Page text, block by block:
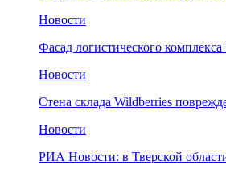
Новости
Фасад логистического
Новости
Стена склада Wildberries
Новости
РИА Новости: в Тверской